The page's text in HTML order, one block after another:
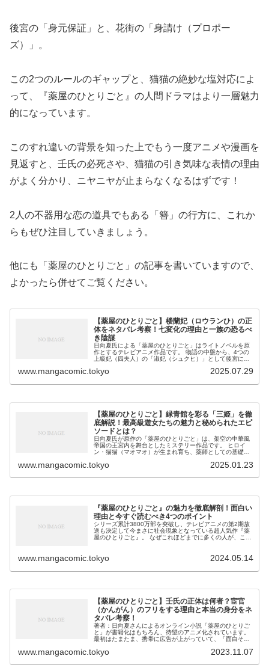
後宮の「身元保証」と、花街の「身請け（プロポー
ズ）」。
この2つのルールのギャップと、猫猫の絶妙な塩対応によ
って、『薬屋のひとりごと』の人間ドラマはより一層魅力
的になっています。
このすれ違いの背景を知った上でもう一度アニメや漫画を
見返すと、壬氏の必死さや、猫猫の引き気味な表情の理由
がよく分かり、ニヤニヤが止まらなくなるはずです！
2人の不器用な恋の道具でもある「簪」の行方に、これか
らもぜひ注目していきましょう。
他にも「薬屋のひとりごと」の記事を書いていますので、
よかったら併せてご覧ください。
【薬屋のひとりごと】楼蘭妃（ロウランひ）の正
体をネタバレ考察！七変化の理由と一族の恐るべ
き陰謀
日向夏氏による「薬屋のひとりごと」はライトノベルを原
作とするテレビアニメ作品です。 物語の中盤から、4つの
上級妃（四夫人）の「淑妃（シュクヒ）」として後宮に新
いの後宮において、彼女は他の...
www.mangacomic.tokyo 2025.07.29
【薬屋のひとりごと】緑青館を彩る「三姫」を徹
底解説！最高級遊女たちの魅力と秘められたエピ
ソードとは？
日向夏氏が原作の「薬屋のひとりごと」は、架空の中華風
帝国の王宮内を舞台としたミステリー作品です。 ヒロイ
ン・猫猫（マオマオ）が生まれ育ち、薬師としての基礎を
うかん）」。 そこには、国の高官...
www.mangacomic.tokyo 2025.01.23
『薬屋のひとりごと』の魅力を徹底解剖！面白い
理由と今すぐ読むべき4つのポイント
シリーズ累計3800万部を突破し、テレビアニメの第2期放
送も決定して今まさに社会現象となっている超人気作『薬
屋のひとりごと』。 なぜこれほどまでに多くの人が、この
www.mangacomic.tokyo 2024.05.14
【薬屋のひとりごと】壬氏の正体は何者？宦官
（かんがん）のフリをする理由と本当の身分をネ
タバレ考察！
著者：日向夏さんによるオンライン小説「薬屋のひとりご
と」が書籍化はもちろん、待望のアニメ化されています。
最初はたまたま、携帯に広告が上がっていて、「面白そう
ャクチャ面白い！！ついついハマ...
www.mangacomic.tokyo 2023.11.07